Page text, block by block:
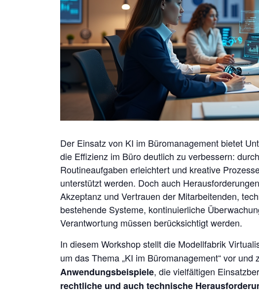
Der Einsatz von KI im Büromanagement bietet
die Effizienz im Büro deutlich zu verbessern:
Routineaufgaben erleichtert und kreative
unterstützt werden. Doch auch
Akzeptanz und Vertrauen der Mitarbeitenden,
bestehende Systeme, kontinuierliche
Verantwortung müssen berücksichtigt werden.
In diesem Workshop stellt die Modellfabrik
um das Thema „KI im Büromanagement“ vor und
Anwendungsbeispiele, die vielfältigen
rechtliche und auch technische